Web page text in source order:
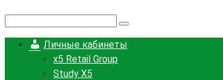
Личные кабинеты
x5 Retail Group
Study X5